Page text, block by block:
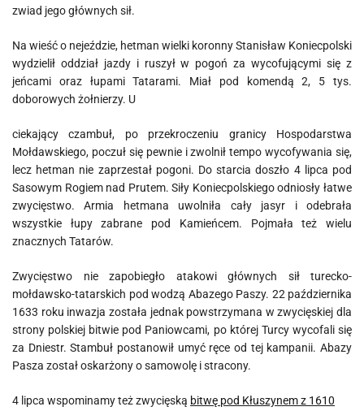
zwiad jego głównych sił.
Na wieść o nejeździe, hetman wielki koronny Stanisław Koniecpolski
wydzielił oddział jazdy i ruszył w pogoń za wycofującymi się z
jeńcami oraz łupami Tatarami. Miał pod komendą 2, 5 tys.
doborowych żołnierzy. U
ciekający czambuł, po przekroczeniu granicy Hospodarstwa
Mołdawskiego, poczuł się pewnie i zwolnił tempo wycofywania się,
lecz hetman nie zaprzestał pogoni. Do starcia doszło 4 lipca pod
Sasowym Rogiem nad Prutem. Siły Koniecpolskiego odniosły łatwe
zwycięstwo. Armia hetmana uwolniła cały jasyr i odebrała
wszystkie łupy zabrane pod Kamieńcem. Pojmała też wielu
znacznych Tatarów.
Zwycięstwo nie zapobiegło atakowi głównych sił turecko-
mołdawsko-tatarskich pod wodzą Abazego Paszy. 22 października
1633 roku inwazja została jednak powstrzymana w zwycięskiej dla
strony polskiej bitwie pod Paniowcami, po której Turcy wycofali się
za Dniestr. Stambuł postanowił umyć ręce od tej kampanii. Abazy
Pasza został oskarżony o samowolę i stracony.
4 lipca wspominamy też zwycięską bitwę pod Kłuszynem z 1610